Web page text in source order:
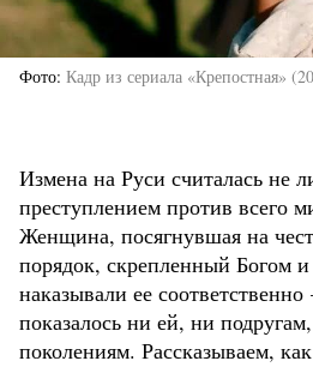
Фото Кадр из сериала «Крепостная» (
Измена на Руси считалась не
преступлением против всего
Женщина, посягнувшая на
порядок, скрепленный Богом
наказывали ее
показалось ни ей, ни
поколениям. Рассказываем,